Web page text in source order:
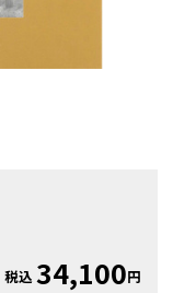
税込34,100円